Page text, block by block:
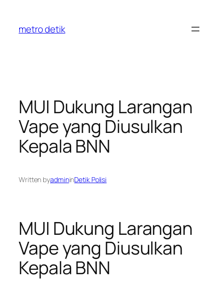
content
metro detik
MUI Dukung Larangan
Vape yang Diusulkan
Kepala BNN
Written byadmininDetik Polisi
MUI Dukung Larangan
Vape yang Diusulkan
Kepala BNN